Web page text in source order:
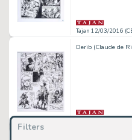
Filters
Tajan 12/03/2016
Derib (Claude de